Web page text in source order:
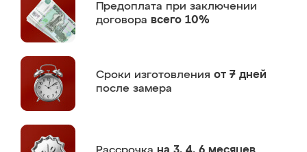
Предоплата при заключении
договора всего 10%
Сроки изготовления от 7 дней
после замера